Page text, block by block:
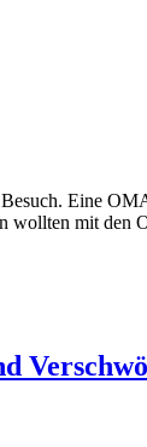
Eine
wollten mit